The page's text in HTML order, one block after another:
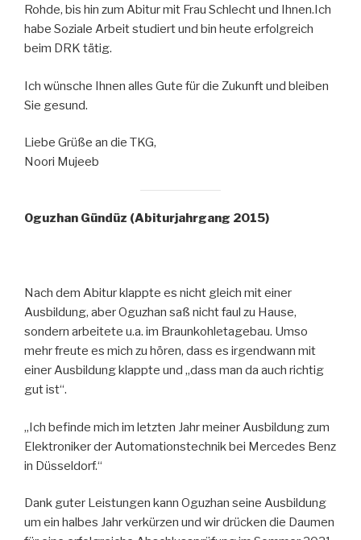
Rohde, bis hin zum Abitur mit Frau Schlecht und Ihnen.Ich
habe Soziale Arbeit studiert und bin heute erfolgreich
beim DRK tätig.
Ich wünsche Ihnen alles Gute für die Zukunft und bleiben
Sie gesund.
Liebe Grüße an die TKG,
Noori Mujeeb
Oguzhan Gündüz (Abiturjahrgang 2015)
Nach dem Abitur klappte es nicht gleich mit einer
Ausbildung, aber Oguzhan saß nicht faul zu Hause,
sondern arbeitete u.a. im Braunkohletagebau. Umso
mehr freute es mich zu hören, dass es irgendwann mit
einer Ausbildung klappte und „dass man da auch richtig
gut ist“.
„Ich befinde mich im letzten Jahr meiner Ausbildung zum
Elektroniker der Automationstechnik bei Mercedes Benz
in Düsseldorf.“
Dank guter Leistungen kann Oguzhan seine Ausbildung
um ein halbes Jahr verkürzen und wir drücken die Daumen